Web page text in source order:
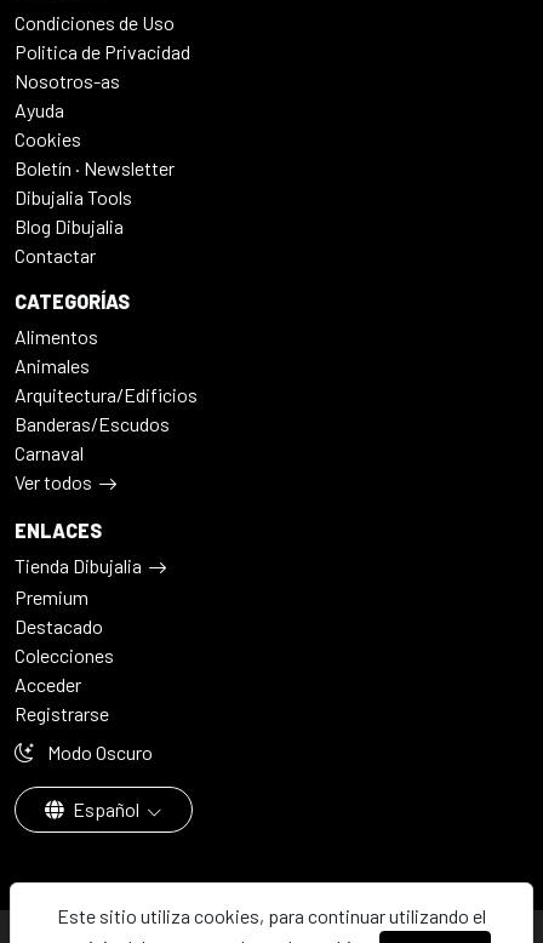
Este sitio utiliza cookies, para continuar utilizando el
Condiciones de Uso
Politica de Privacidad
Nosotros-as
Ayuda
Cookies
Boletín · Newsletter
Dibujalia Tools
Blog Dibujalia
Contactar
CATEGORÍAS
Alimentos
Animales
Arquitectura/Edificios
Banderas/Escudos
Carnaval
Ver todos
ENLACES
Tienda Dibujalia
Premium
Destacado
Colecciones
Acceder
Registrarse
Modo Oscuro
Español
© 2026 - Dibujalia ha sido ⚙️ con ♥️ en ABC · Castilla-La Mancha ·